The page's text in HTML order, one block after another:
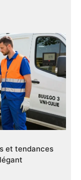
et tendances